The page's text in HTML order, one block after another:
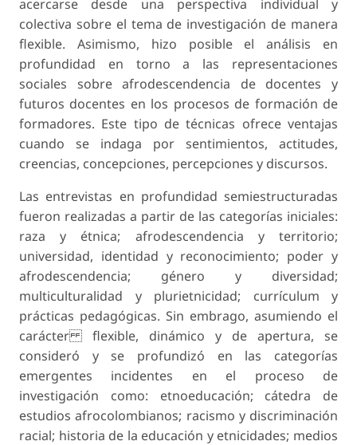
acercarse desde una perspectiva individual y
colectiva sobre el tema de investigación de manera
flexible. Asimismo, hizo posible el análisis en
profundidad en torno a las representaciones
sociales sobre afrodescendencia de docentes y
futuros docentes en los procesos de formación de
formadores. Este tipo de técnicas ofrece ventajas
cuando se indaga por sentimientos, actitudes,
creencias, concepciones, percepciones y discursos.
Las entrevistas en profundidad semiestructuradas
fueron realizadas a partir de las categorías iniciales:
raza y étnica; afrodescendencia y territorio;
universidad, identidad y reconocimiento; poder y
afrodescendencia; género y diversidad;
multiculturalidad y plurietnicidad; currículum y
prácticas pedagógicas. Sin embrago, asumiendo el
carácter flexible, dinámico y de apertura, se
consideró y se profundizó en las categorías
emergentes incidentes en el proceso de
investigación como: etnoeducación; cátedra de
estudios afrocolombianos; racismo y discriminación
racial; historia de la educación y etnicidades; medios